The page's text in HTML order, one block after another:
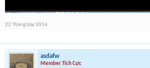
22 Tháng bảy 2016
asdafw
Member Tích Cực